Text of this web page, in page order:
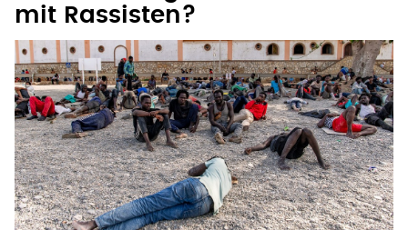
mit Rassisten?